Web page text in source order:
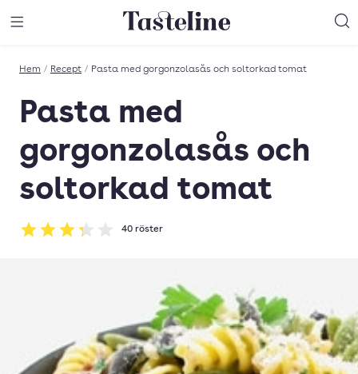
Till Tastelines startsida
Hem / Recept / Pasta med gorgonzolasås och soltorkad tomat
Pasta med
gorgonzolasås och
soltorkad tomat
Betyg: 3.28 av 5
40 röster